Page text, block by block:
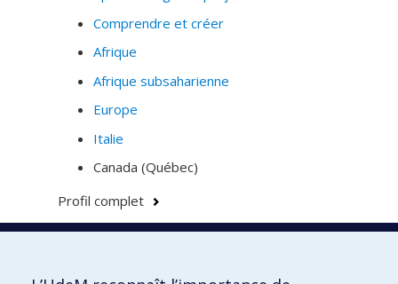
Comprendre et créer
Afrique
Afrique subsaharienne
Europe
Italie
Canada (Québec)
Profil complet